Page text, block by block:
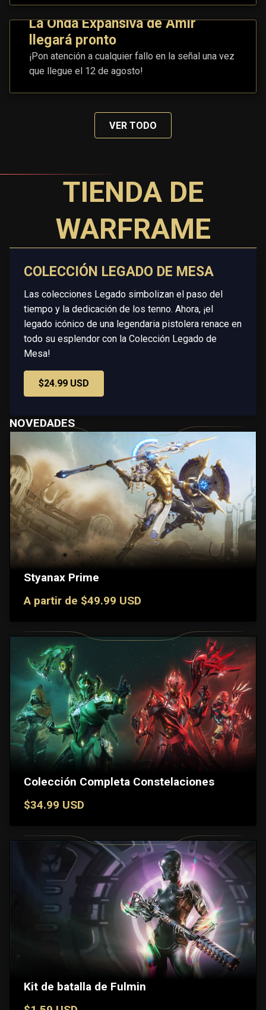
La Onda Expansiva de Amir
llegará pronto
¡Pon atención a cualquier fallo en la señal una vez
que llegue el 12 de agosto!
VER TODO
TIENDA DE
WARFRAME
COLECCIÓN LEGADO DE MESA
Las colecciones Legado simbolizan el paso del
tiempo y la dedicación de los tenno. Ahora, ¡el
legado icónico de una legendaria pistolera renace en
todo su esplendor con la Colección Legado de
Mesa!
$24.99 USD
NOVEDADES
Styanax Prime
A partir de $49.99 USD
Colección Completa Constelaciones
$34.99 USD
Kit de batalla de Fulmin